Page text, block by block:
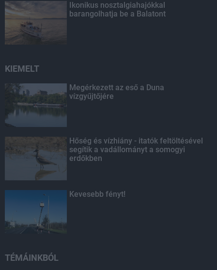
Ikonikus nosztalgiahajókkal
barangolhatja be a Balatont
KIEMELT
Megérkezett az eső a Duna
vízgyűjtőjére
Hőség és vízhiány - itatók feltöltésével
segítik a vadállományt a somogyi
erdőkben
Kevesebb fényt!
TÉMÁINKBÓL